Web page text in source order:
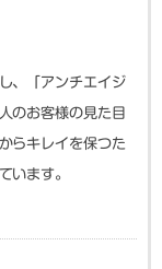
、「アンチエイジ
のお客様の見た目
らキレイを保つた
います。